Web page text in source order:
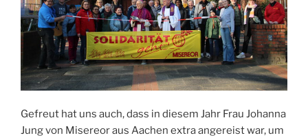
Gefreut hat uns auch, dass in diesem Jahr Frau Johanna
Jung von Misereor aus Aachen extra angereist war, um